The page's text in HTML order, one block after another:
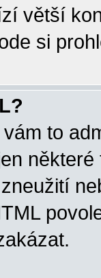
větší
si
to